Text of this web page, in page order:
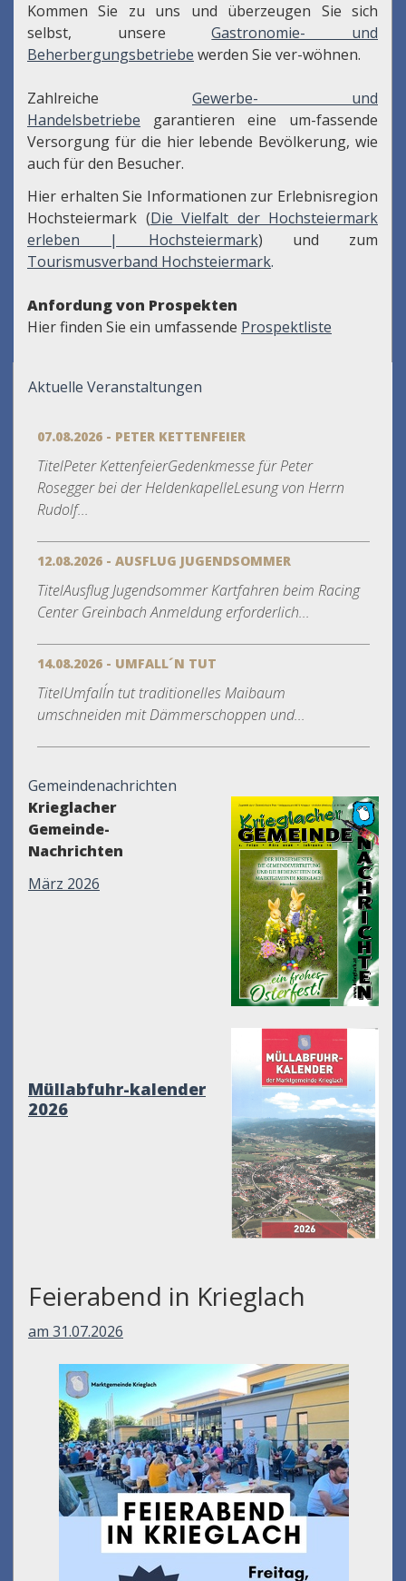
Kommen Sie zu uns und überzeugen Sie sich
selbst, unsereGastronomie- und
Beherbergungsbetriebe werden Sie ver-wöhnen.
Zahlreiche Gewerbe- und
Handelsbetriebe garantieren eine um-fassende
Versorgung für die hier lebende Bevölkerung, wie
auch für den Besucher.
Hier erhalten Sie Informationen zur Erlebnisregion
Hochsteiermark (Die Vielfalt der Hochsteiermark
erleben | Hochsteiermark) und zum
Tourismusverband Hochsteiermark.
Anfordung von Prospekten
Hier finden Sie ein umfassende Prospektliste
Aktuelle Veranstaltungen
07.08.2026 - PETER KETTENFEIER
TitelPeter KettenfeierGedenkmesse für Peter
Rosegger bei der HeldenkapelleLesung von Herrn
Rudolf...
12.08.2026 - AUSFLUG JUGENDSOMMER
TitelAusflug Jugendsommer Kartfahren beim Racing
Center Greinbach Anmeldung erforderlich...
14.08.2026 - UMFALL´N TUT
TitelUmfall´n tut traditionelles Maibaum
umschneiden mit Dämmerschoppen und...
Gemeindenachrichten
Krieglacher
Gemeinde-
Nachrichten
März 2026
Müllabfuhr-kalender
2026
Feierabend in Krieglach
am 31.07.2026